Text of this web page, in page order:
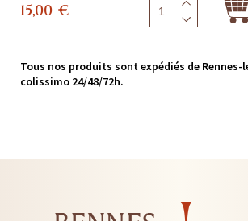
15,00 €
Tous nos produits sont expédiés de Rennes-
colissimo 24/48/72h.